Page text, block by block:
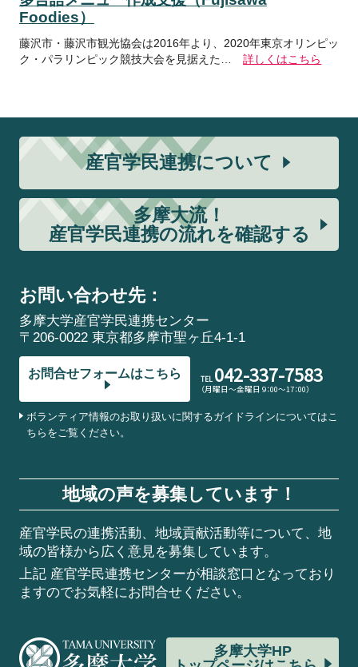
Foodies）
藤沢市・藤沢市観光協会は2016年より、2020年東京オリンピッ
ク・パラリンピック競技大会を見据えた…
詳しくはこちら
産官学民連携について
多摩大流！
産官学民連携の流れを確認する
お問い合わせ先：
多摩大学産官学民連携センター
〒206-0022 東京都多摩市聖ヶ丘4-1-1
お問合せフォームはこちら TEL 042-337-7583
（月曜日～金曜日 9：00～17：00）
ボランティア情報のお取り扱いに関するガイドラインについてはこ
ちらをご覧ください。
地域の声を募集しています！
産官学民の連携活動、地域貢献活動等について、地
域の皆様から広く意見を募集しています。
上記 産官学民連携センターが相談窓口となっており
ますのでお気軽にお問合せください。
多摩大学HP